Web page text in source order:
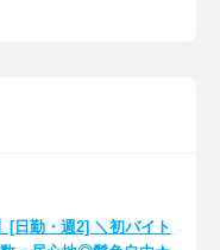
[日勤・週2] ＼初バイト